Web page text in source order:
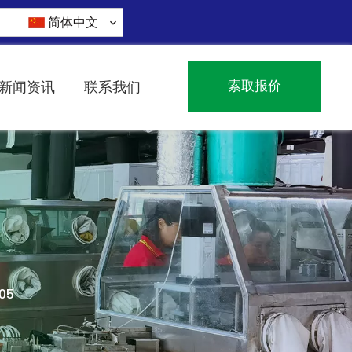
简体中文
闻资讯 联系我们 索取报价